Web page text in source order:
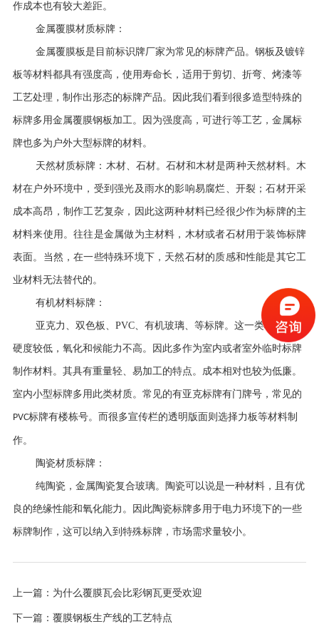
作成本也有较大差距。
金属覆膜材质标牌：
金属覆膜板是目前标识牌厂家为常见的标牌产品。钢板及镀锌
板等材料都具有强度高，使用寿命长，适用于剪切、折弯、烤漆等
工艺处理，制作出形态的标牌产品。因此我们看到很多造型特殊的
标牌多用金属覆膜钢板加工。因为强度高，可进行等工艺，金属标
牌也多为户外大型标牌的材料。
天然材质标牌：木材、石材。石材和木材是两种天然材料。木
材在户外环境中，受到强光及雨水的影响易腐烂、开裂；石材开采
成本高昂，制作工艺复杂，因此这两种材料已经很少作为标牌的主
材料来使用。往往是金属做为主材料，木材或者石材用于装饰标牌
表面。当然，在一些特殊环境下，天然石材的质感和性能是其它工
业材料无法替代的。
有机材料标牌：
亚克力、双色板、 PVC、有机玻璃、等标牌。这一类材料一般
硬度较低，氧化和候能力不高。因此多作为室内或者室外临时标牌
制作材料。其具有重量轻、易加工的特点。成本相对也较为低廉。
室内小型标牌多用此类材质。常见的有亚克标牌有门牌号，常见的
PVC标牌有楼栋号。而很多宣传栏的透明版面则选择力板等材料制
作。
陶瓷材质标牌：
纯陶瓷，金属陶瓷复合玻璃。陶瓷可以说是一种材料，且有优
良的绝缘性能和氧化能力。因此陶瓷标牌多用于电力环境下的一些
标牌制作，这可以纳入到特殊标牌，市场需求量较小。
上一篇： 为什么覆膜瓦会比彩钢瓦更受欢迎
下一篇： 覆膜钢板生产线的工艺特点